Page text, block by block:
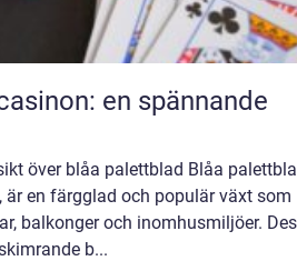
en spännande
över blåa palettblad Blåa
en färgglad och populär växt som
balkonger och inomhusmiljöer.
b...